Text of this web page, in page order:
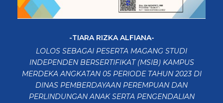
-TIARA RIZKA ALFIANA-
LOLOS SEBAGAI PESERTA MAGANG STUDI
INDEPENDEN BERSERTIFIKAT (MSIB) KAMPUS
MERDEKA ANGKATAN 05 PERIODE TAHUN 2023 DI
DINAS PEMBERDAYAAN PEREMPUAN DAN
PERLINDUNGAN ANAK SERTA PENGENDALIAN